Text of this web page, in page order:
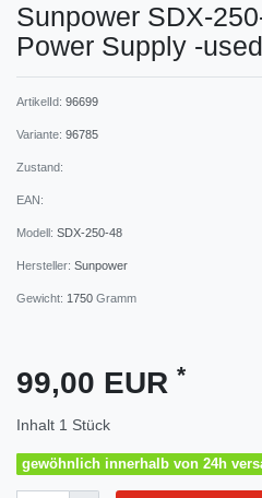
Sunpower SDX-
Power Supply -
ArtikelId: 96699
Variante: 96785
Zustand:
EAN:
Modell: SDX-250-48
Hersteller: Sunpower
Gewicht: 1750 Gramm
99,00 EUR *
Inhalt 1 Stück
gewöhnlich innerhalb von 24h